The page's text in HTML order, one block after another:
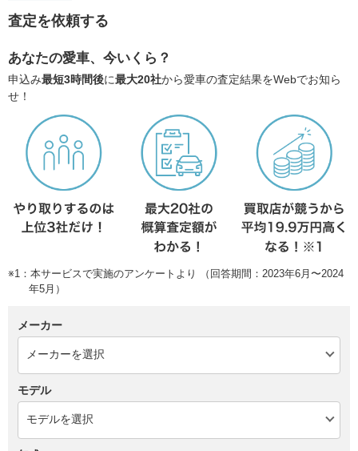
査定を依頼する
あなたの愛車、今いくら？
申込み最短3時間後に最大20社から愛車の査定結果をWebでお知ら
せ！
※1：本サービスで実施のアンケートより （回答期間：2023年6月〜2024
年5月）
メーカー
モデル